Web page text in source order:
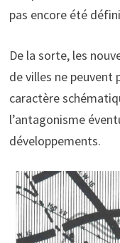
pas encore été
De la sorte, les
de villes ne peuvent
caractère
l’antagonisme
développements.